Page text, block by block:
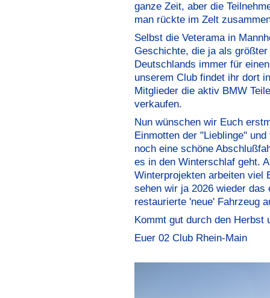
ganze Zeit, aber die
man rückte im Zelt
Selbst die Veterama in
Geschichte, die ja als
Deutschlands immer für
unserem Club findet ihr dort
Mitglieder die aktiv BMW
verkaufen.
Nun wünschen wir Euch
Einmotten der "Lieblinge"
noch eine schöne
es in den Winterschlaf geht.
Winterprojekten arbeiten viel
sehen wir ja 2026 wieder das
restaurierte 'neue' Fahrzeug
Kommt gut durch den Herbst
Euer 02 Club Rhein-Main